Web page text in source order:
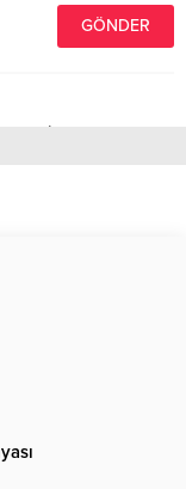
form